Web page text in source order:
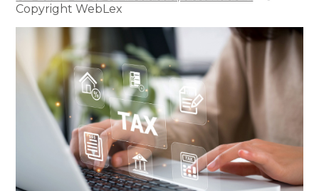
Copyright WebLex